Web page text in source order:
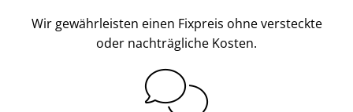
Wir gewährleisten einen Fixpreis ohne versteckte
oder nachträgliche Kosten.